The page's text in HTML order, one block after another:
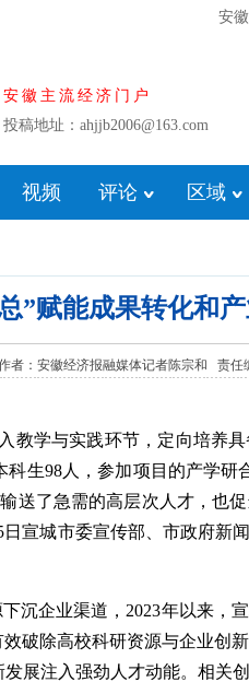
安
安徽主流经济门户
投稿地址：ahjjb2006@163.com
视频 评论 区域
”赋能成果转化和
者：安徽经济报融媒体记者陈宗和 责任
学与实践环节，定向培养
生98人，参加项目的产学研
送了急需的高层次人才，也
宣城市委宣传部、市政府新
企业渠道，2023年以来，宣
破除高校科研资源与企业创
展注入强劲人才动能。相关